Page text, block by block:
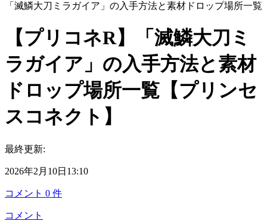
「滅鱗大刀ミラガイア」の入手方法と素材ドロップ場所一覧
【プリコネR】「滅鱗大刀ミ
ラガイア」の入手方法と素材
ドロップ場所一覧【プリンセ
スコネクト】
最終更新:
2026年2月10日13:10
コメント 0 件
コメント